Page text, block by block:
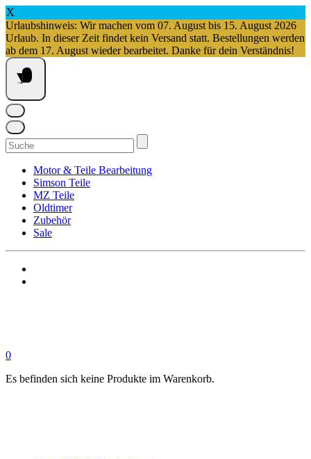
X
Urlaubshinweis: Wir machen vom 07. August bis 15. August 2026
Urlaub. In dieser Zeit findet kein Versand statt. Bestellungen werden
ab dem 17. August wieder bearbeitet. Danke für dein Verständnis!
Springe
zum
Inhalt
Suchen
nach:
Motor & Teile Bearbeitung
Simson Teile
MZ Teile
Oldtimer
Zubehör
Sale
0
Es befinden sich keine Produkte im Warenkorb.